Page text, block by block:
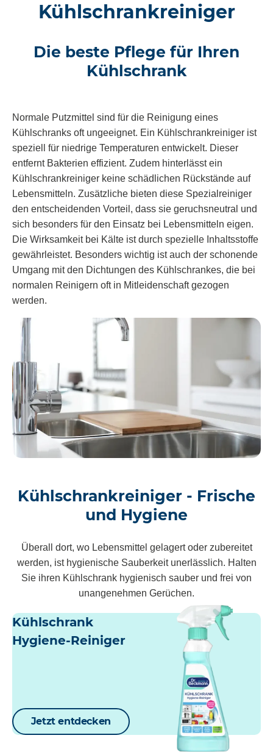
Kühlschrankreiniger
Die beste Pflege für Ihren
Kühlschrank
Normale Putzmittel sind für die Reinigung eines
Kühlschranks oft ungeeignet. Ein Kühlschrankreiniger ist
speziell für niedrige Temperaturen entwickelt. Dieser
entfernt Bakterien effizient. Zudem hinterlässt ein
Kühlschrankreiniger keine schädlichen Rückstände auf
Lebensmitteln. Zusätzliche bieten diese Spezialreiniger
den entscheidenden Vorteil, dass sie geruchsneutral und
sich besonders für den Einsatz bei Lebensmitteln eigen.
Die Wirksamkeit bei Kälte ist durch spezielle Inhaltsstoffe
gewährleistet. Besonders wichtig ist auch der schonende
Umgang mit den Dichtungen des Kühlschrankes, die bei
normalen Reinigern oft in Mitleidenschaft gezogen
werden.
Kühlschrankreiniger - Frische
und Hygiene
Überall dort, wo Lebensmittel gelagert oder zubereitet
werden, ist hygienische Sauberkeit unerlässlich. Halten
Sie ihren Kühlschrank hygienisch sauber und frei von
unangenehmen Gerüchen.
Kühlschrank
Hygiene-Reiniger
Jetzt entdecken